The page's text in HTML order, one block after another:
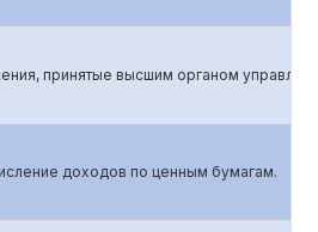
принятые высшим органом
доходов по ценным бумагам.